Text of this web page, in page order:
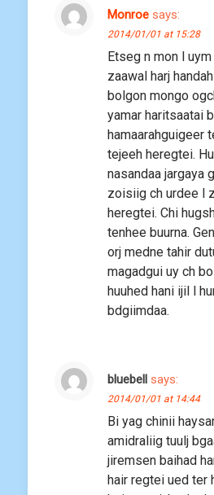
Monroe says:
2014/01/01 at 15:28
Etseg n mon l
zaawal harj
bolgon mongo
yamar haritsaatai
hamaarahguigeer
tejeeh heregtei.
nasandaa jargaya
zoisiig ch urdee l
heregtei. Chi
tenhee buurna.
orj medne tahir
magadgui uy ch
huuhed hani ijil l
bdgiimdaa.
bluebell says:
2014/01/01 at 14:44
Bi yag chinii
amidraliig tuulj
jiremsen baihad
hair regtei ued ter